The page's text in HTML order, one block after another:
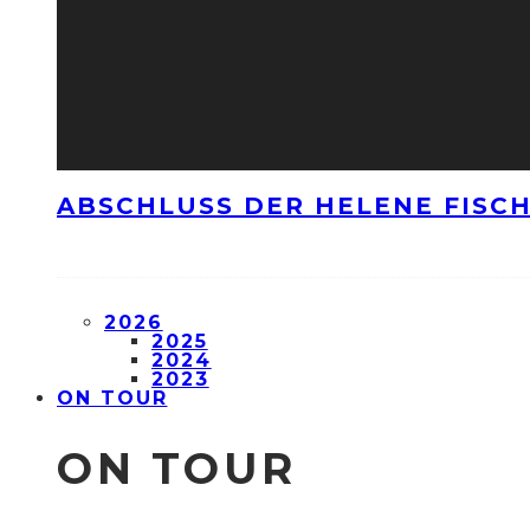
ABSCHLUSS DER HELENE
2026
2025
2024
2023
ON TOUR
ON TOUR